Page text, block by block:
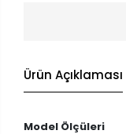
Ürün Açıklaması
Model Ölçüleri